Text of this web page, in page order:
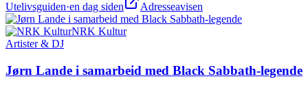
Utelivsguiden·en dag siden Adresseavisen
NRK Kultur
Artister & DJ
Jørn Lande i samarbeid med Black Sabbath-legende